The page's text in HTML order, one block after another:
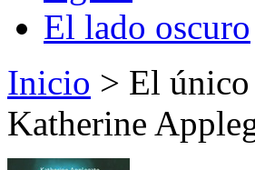
El lado oscuro
Inicio > El
Katherine